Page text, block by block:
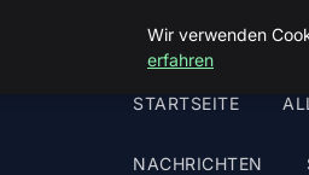
Malzminden
STARTSEITE
NACHRICHTEN
Wir verwenden
erfahren